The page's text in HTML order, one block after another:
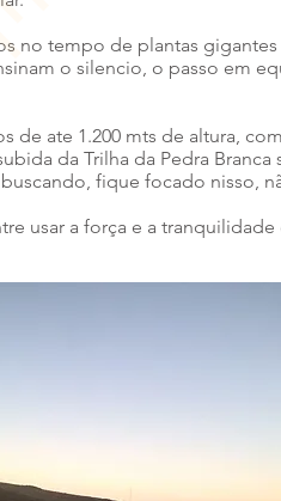
no tempo de plantas
o silencio, o passo em
de ate 1.200 mts de altura,
da Trilha da Pedra
fique focado nisso,
usar a força e a